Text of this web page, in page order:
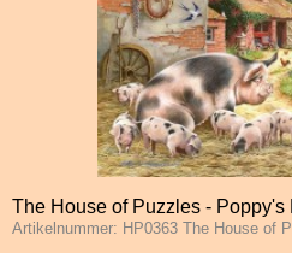
The House of Puzzles -
Artikelnummer: HP0363 The House of